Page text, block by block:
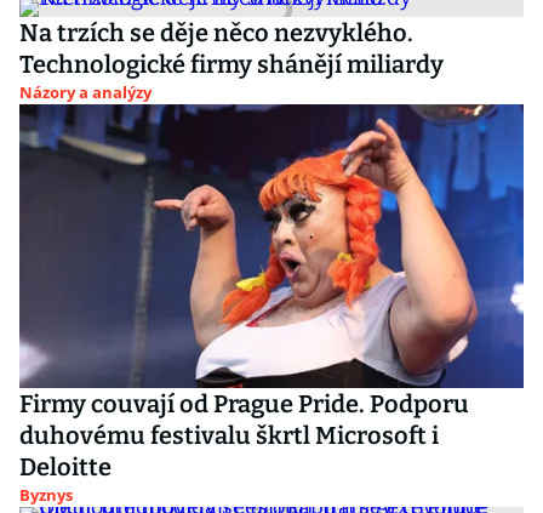
Na trzích se děje něco nezvyklého.
Technologické firmy shánějí miliardy
Názory a analýzy
Firmy couvají od Prague Pride. Podporu
duhovému festivalu škrtl Microsoft i
Deloitte
Byznys